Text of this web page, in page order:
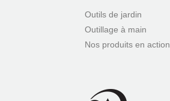
Outils de jardin
Outillage à main
Nos produits en action